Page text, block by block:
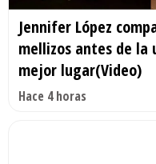
Jennifer López
mellizos antes de
mejor lugar(Video)
Hace 4 horas